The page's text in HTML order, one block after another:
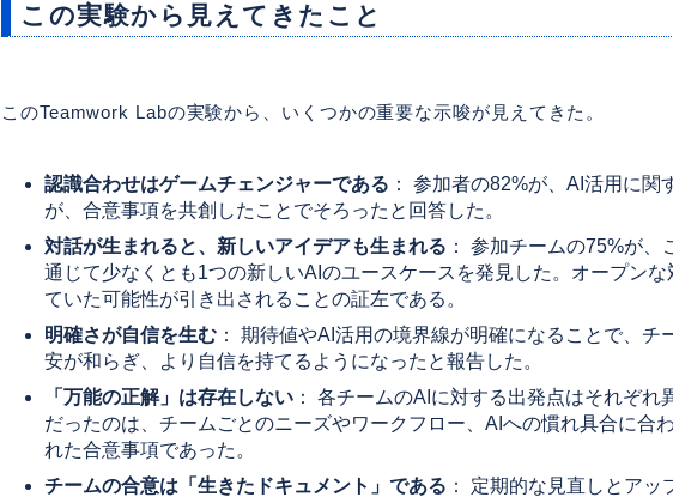
この実験から見えてきたこと
このTeamwork Labの実験から、いくつかの重要な示唆が見えてきた。
認識合わせはゲームチェンジャーである ： 参加者の82%が、AI活用に関
が、合意事項を共創したことでそろったと回答した。
対話が生まれると、新しいアイデアも生まれる ： 参加チームの75%が、
通じて少なくとも1つの新しいAIのユースケースを発見した。オープンな
ていた可能性が引き出されることの証左である。
明確さが自信を生む ： 期待値やAI活用の境界線が明確になることで、チ
安が和らぎ、より自信を持てるようになったと報告した。
「万能の正解」は存在しない ： 各チームのAIに対する出発点はそれぞれ
だったのは、チームごとのニーズやワークフロー、AIへの慣れ具合に合
れた合意事項であった。
チームの合意は「生きたドキュメント」である ： 定期的な見直しとアッ